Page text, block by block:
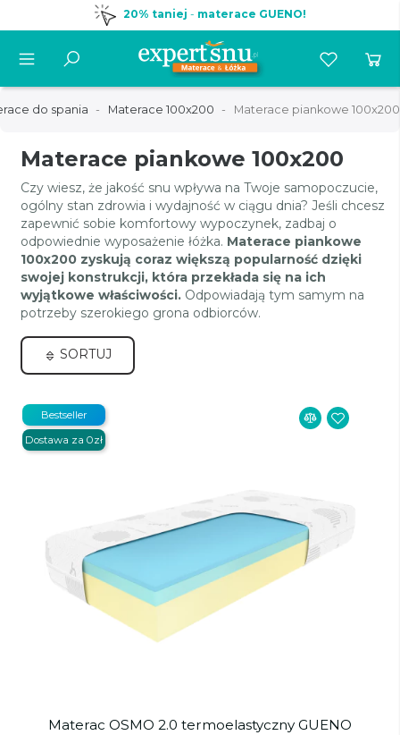
20% taniej - materace GUENO!
do spania Materace 100x200 Materace piankowe 100x200
Materace piankowe 100x200
Czy wiesz, że jakość snu wpływa na Twoje samopoczucie,
ogólny stan zdrowia i wydajność w ciągu dnia? Jeśli chcesz
zapewnić sobie komfortowy wypoczynek, zadbaj o
odpowiednie wyposażenie łóżka. Materace piankowe
100x200 zyskują coraz większą popularność dzięki
swojej konstrukcji, która przekłada się na ich
wyjątkowe właściwości. Odpowiadają tym samym na
potrzeby szerokiego grona odbiorców.
SORTUJ
Materac OSMO 2.0 termoelastyczny GUENO
Bestseller
Dostawa za 0zł